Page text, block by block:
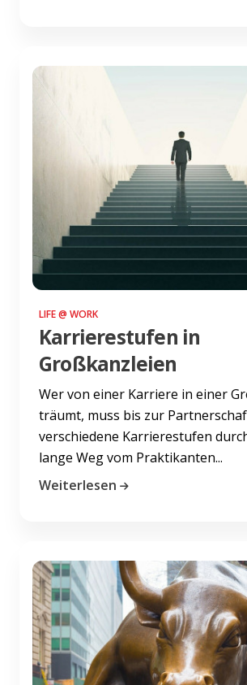
LIFE @ WORK
Karrierestufen in
Großkanzleien
Wer von einer Karriere in einer
träumt, muss bis zur
verschiedene Karrierestufen
lange Weg vom Praktikanten...
Weiterlesen